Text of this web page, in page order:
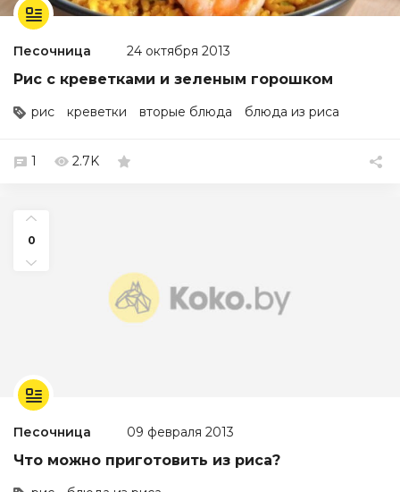
Песочница 24 октября 2013
Рис с креветками и зеленым горошком
рис креветки вторые блюда блюда из риса
1 2.7K
0
Песочница 09 февраля 2013
Что можно приготовить из риса?